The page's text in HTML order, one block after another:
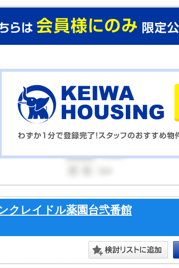
クレイドル薬園台弐番館